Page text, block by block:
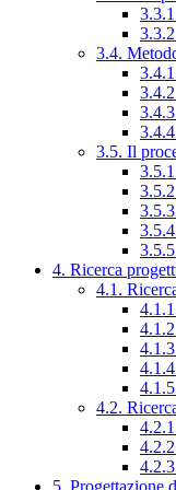
3.4.
3.5. Il
4. Ricerca
4.1.
4.2.
5. Progettazione